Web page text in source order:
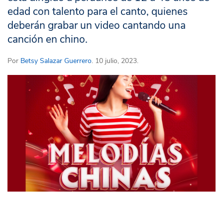
edad con talento para el canto, quienes
deberán grabar un video cantando una
canción en chino.
Por Betsy Salazar Guerrero. 10 julio, 2023.